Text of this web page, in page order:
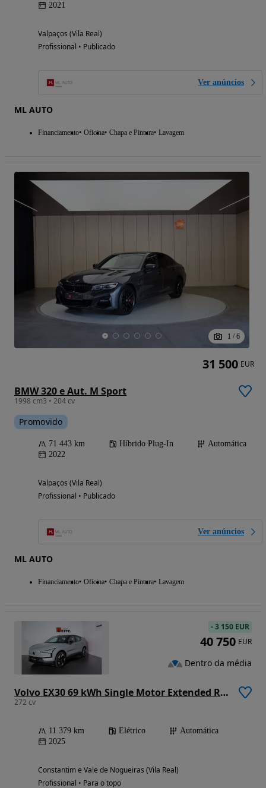
2021
Valpaços (Vila Real)
Profissional • Publicado
Ver anúncios
ML AUTO
Financiamento Oficina Chapa e Pintura Lavagem
1 / 6
BMW 320 e Aut. M Sport
1998 cm3 • 204 cv
Promovido
71 443 km Híbrido Plug-In
Automática
2022
Valpaços (Vila Real)
Profissional • Publicado
Ver anúncios
ML AUTO
Financiamento Oficina Chapa e Pintura Lavagem
31 500 EUR
Volvo EX30 69 kWh Single Motor Extended Range Plus
272 cv
11 379 km Elétrico
Automática
2025
Constantim e Vale de Nogueiras (Vila Real)
Profissional • Para o topo
-3 150 EUR
40 750 EUR
Dentro da média